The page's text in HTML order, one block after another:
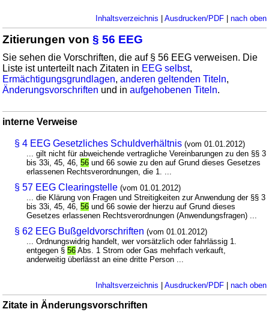
Inhaltsverzeichnis | Ausdrucken/PDF| nach oben
Zitierungen von§ 56 EEG
Sie sehen die Vorschriften, die auf § 56 EEG verweisen. Die
Liste ist unterteilt nach Zitaten in EEG selbst,
Ermächtigungsgrundlagen,anderen geltenden Titeln,
Änderungsvorschriften und inaufgehobenen Titeln.
interne Verweise
§ 4 EEG Gesetzliches Schuldverhältnis (vom 01.01.2012)
... gilt nicht für abweichende vertragliche Vereinbarungen zu den §§ 3
bis 33i, 45, 46,56 und 66 sowie zu den auf Grund dieses Gesetzes
erlassenen Rechtsverordnungen, die 1. ...
§ 57 EEG Clearingstelle (vom 01.01.2012)
... die Klärung von Fragen und Streitigkeiten zur Anwendung der §§ 3
bis 33i, 45, 46,56 und 66 sowie der hierzu auf Grund dieses
Gesetzes erlassenen Rechtsverordnungen (Anwendungsfragen) ...
§ 62 EEG Bußgeldvorschriften (vom 01.01.2012)
... Ordnungswidrig handelt, wer vorsätzlich oder fahrlässig 1.
entgegen §56 Abs. 1 Strom oder Gas mehrfach verkauft,
anderweitig überlässt an eine dritte Person ...
Inhaltsverzeichnis | Ausdrucken/PDF| nach oben
Zitate in Änderungsvorschriften